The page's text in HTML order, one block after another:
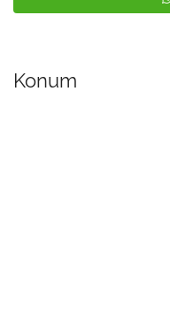
Konum